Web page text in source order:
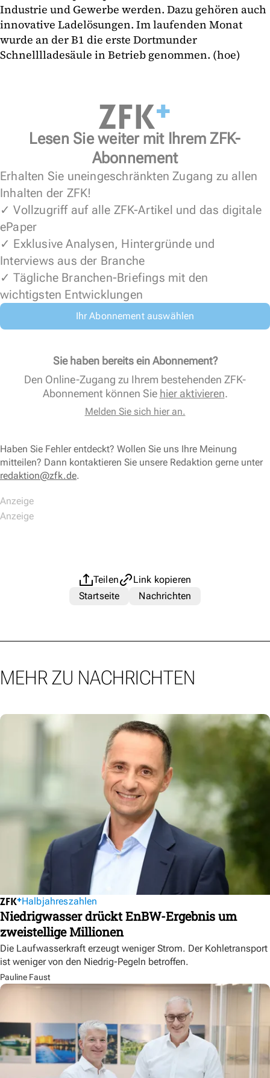
Industrie und Gewerbe werden. Dazu gehören auch
innovative Ladelösungen. Im laufenden Monat
wurde an der B1 die erste Dortmunder
Schnelllladesäule in Betrieb genommen. (hoe)
Lesen Sie weiter mit Ihrem ZFK-
Abonnement
Erhalten Sie uneingeschränkten Zugang zu allen
Inhalten der ZFK!
✓ Vollzugriff auf alle ZFK-Artikel und das digitale
ePaper
✓ Exklusive Analysen, Hintergründe und
Interviews aus der Branche
✓ Tägliche Branchen-Briefings mit den
wichtigsten Entwicklungen
Ihr Abonnement auswählen
Sie haben bereits ein Abonnement?
Den Online-Zugang zu Ihrem bestehenden ZFK-
Abonnement können Sie hier aktivieren.
Melden Sie sich hier an.
Haben Sie Fehler entdeckt? Wollen Sie uns Ihre Meinung
mitteilen? Dann kontaktieren Sie unsere Redaktion gerne unter
redaktion@zfk.de.
Teilen
Link kopieren
Startseite
Nachrichten
MEHR ZU NACHRICHTEN
Halbjahreszahlen
Niedrigwasser drückt EnBW-Ergebnis um
zweistellige Millionen
Die Laufwasserkraft erzeugt weniger Strom. Der Kohletransport
ist weniger von den Niedrig-Pegeln betroffen.
Pauline Faust